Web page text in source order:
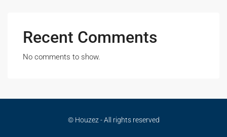
Recent Comments
No comments to show.
© Houzez - All rights reserved